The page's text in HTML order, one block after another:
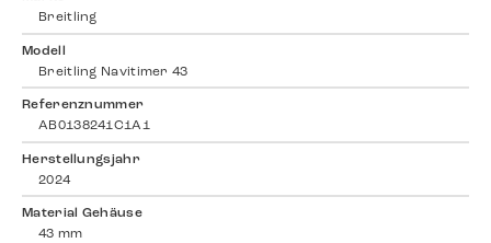
Breitling
Modell
Breitling Navitimer 43
Referenznummer
AB0138241C1A1
Herstellungsjahr
2024
Material Gehäuse
43 mm